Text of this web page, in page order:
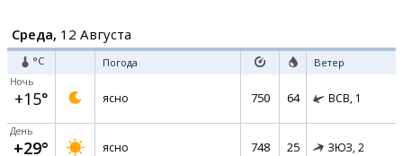
Среда, 12 Августа
°C Погода Ветер
Ночь
+15° ясно 750 64 ВСВ, 1
День
+29° ясно 748 25 ЗЮЗ, 2